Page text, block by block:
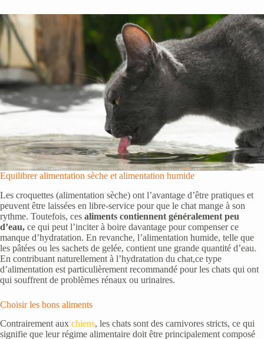
Equilibrer alimentation sèche et alimentation humide
Les croquettes (alimentation sèche) ont l’avantage d’être pratiques et
peuvent être laissées en libre-service pour que le chat mange à son
rythme. Toutefois, ces aliments contiennent généralement peu
d’eau, ce qui peut l’inciter à boire davantage pour compenser ce
manque d’hydratation. En revanche, l’alimentation humide, telle que
les pâtées ou les sachets de gelée, contient une grande quantité d’eau.
En contribuant naturellement à l’hydratation du chat,ce type
d’alimentation est particulièrement recommandé pour les chats qui ont
qui souffrent de problèmes rénaux ou urinaires.
Choisir les bons aliments
Contrairement aux chiens, les chats sont des carnivores stricts, ce qui
signifie que leur régime alimentaire doit être principalement composé